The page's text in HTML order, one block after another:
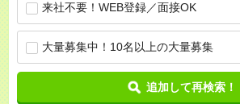
来社不要！WEB登録／面接OK
大量募集中！10名以上の大量募集
追加して再検索！